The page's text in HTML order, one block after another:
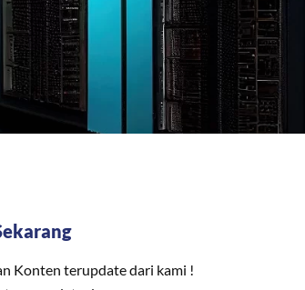
Konten terupdate dari kami !